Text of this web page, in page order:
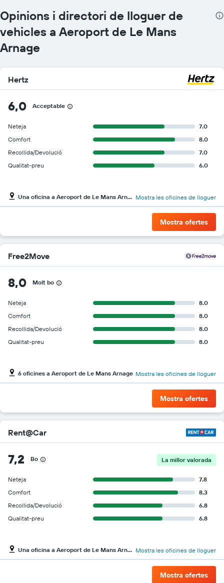
El
gràfic
té
eix
que
mostra
el
de
més
econòmic
les
empreses
Opinions i directori de lloguer de
vehicles a Aeroport de Le Mans
Arnage
Hertz
6,0 Acceptable
Neteja
7.0
Comfort
8.0
Recollida/Devolució
7.0
Qualitat-preu
6.0
Una oficina a Aeroport de Le Mans Arnage Mostra les oficines de lloguer
Mostra ofertes
Free2Move
8,0 Molt bo
Neteja
8.0
Comfort
8.0
Recollida/Devolució
8.0
Qualitat-preu
8.0
6 oficines a Aeroport de Le Mans Arnage Mostra les oficines de lloguer
Mostra ofertes
Rent@Car
7,2 Bo La millor valorada
Neteja
7.8
Comfort
8.3
Recollida/Devolució
6.8
Qualitat-preu
6.8
Una oficina a Aeroport de Le Mans Arnage Mostra les oficines de lloguer
Mostra ofertes